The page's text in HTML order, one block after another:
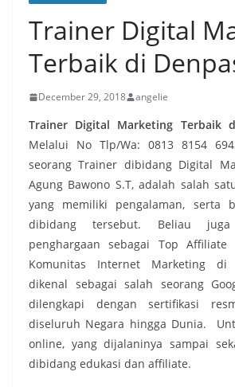
Trainer Digital
Terbaik di
December 29, 2018 angelie
Trainer Digital Marketing Terbaik
Melalui No Tlp/Wa: 0813 8154
seorang Trainer dibidang Digital
Agung Bawono S.T, adalah salah
yang memiliki pengalaman, serta
dibidang tersebut. Beliau
penghargaan sebagai Top Affiliate
Komunitas Internet Marketing di
dikenal sebagai salah seorang
dilengkapi dengan sertifikasi
diseluruh Negara hingga Dunia.
online, yang dijalaninya sampai
dibidang edukasi dan affiliate.